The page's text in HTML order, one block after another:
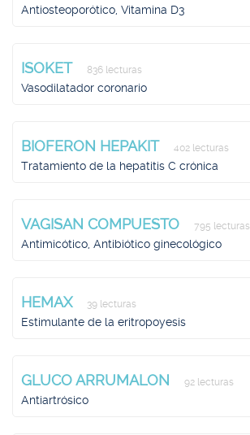
Antiosteoporótico, Vitamina D3
ISOKET 836 lecturas
Vasodilatador coronario
BIOFERON HEPAKIT 402 lecturas
Tratamiento de la hepatitis C crónica
VAGISAN COMPUESTO 795 lecturas
Antimicótico, Antibiótico ginecológico
HEMAX 39 lecturas
Estimulante de la eritropoyesis
GLUCO ARRUMALON 92 lecturas
Antiartrósico